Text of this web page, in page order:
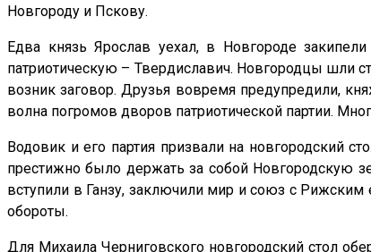
Новгороду и Пскову.
Едва князь Ярослав уехал, в Новгороде
патриотическую – Твердиславич. Новгородцы шли
возник заговор. Друзья вовремя предупредили,
волна погромов дворов патриотической партии.
Водовик и его партия призвали на новгородский
престижно было держать за собой Новгородскую
вступили в Ганзу, заключили мир и союз с
обороты.
Для Михаила Черниговского новгородский стол